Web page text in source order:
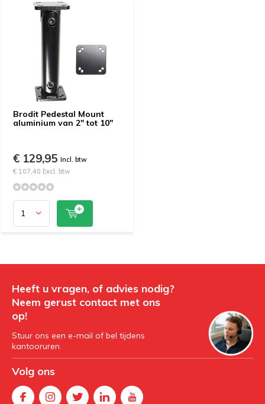
Brodit Pedestal Mount
aluminium van 2" tot 10"
€ 129,95 Incl. btw
€ 107,40 Excl. btw
Heeft u vragen, of advies nodig?
Neem gerust contact met ons
op!
Stuur ons een e-mail of bel tijdens
kantooruren.
Volg ons